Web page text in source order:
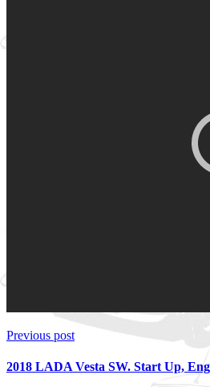
Previous post
2018 LADA Vesta SW. Start Up,